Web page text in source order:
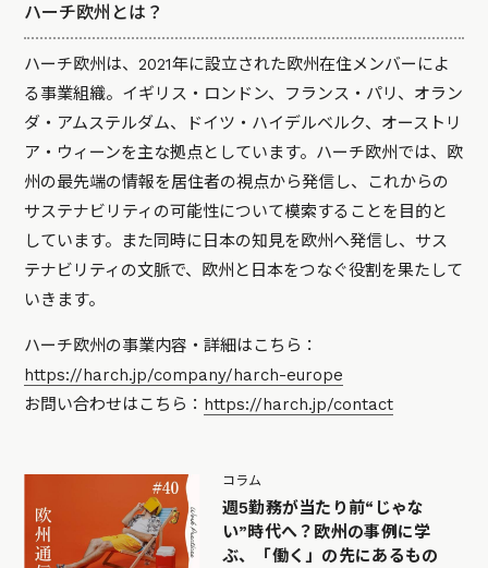
ハーチ欧州とは？
ハーチ欧州は、2021年に設立された欧州在住メンバーによ
る事業組織。イギリス・ロンドン、フランス・パリ、オラン
ダ・アムステルダム、ドイツ・ハイデルベルク、オーストリ
ア・ウィーンを主な拠点としています。ハーチ欧州では、欧
州の最先端の情報を居住者の視点から発信し、これからの
サステナビリティの可能性について模索することを目的と
しています。また同時に日本の知見を欧州へ発信し、サス
テナビリティの文脈で、欧州と日本をつなぐ役割を果たして
いきます。
ハーチ欧州の事業内容・詳細はこちら：
https://harch.jp/company/harch-europe
お問い合わせはこちら： https://harch.jp/contact
コラム
週5勤務が当たり前“じゃな
い”時代へ？欧州の事例に学
ぶ、「働く」の先にあるもの